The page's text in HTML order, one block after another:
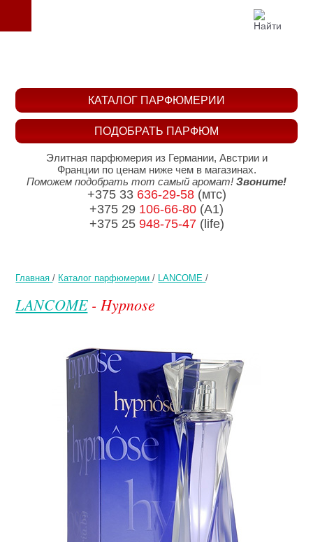
Главная / Каталог парфюмерии / LANCOME /
LANCOME- Hypnose
ПОДОБРАТЬ ПАРФЮМ
КАТАЛОГ ПАРФЮМЕРИИ
Элитная парфюмерия из Германии, Австрии и
Франции по ценам ниже чем в магазинах.
Поможем подобрать тот самый аромат! Звоните!
+375 33 636-29-58(мтс)
+375 29 106-66-80 (A1)
+375 25 948-75-47(life)